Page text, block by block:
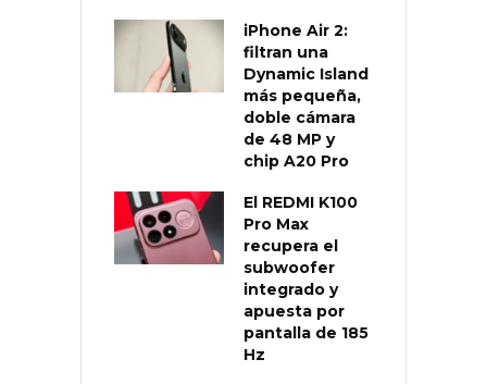
iPhone Air 2:
filtran una
Dynamic Island
más pequeña,
doble cámara
de 48 MP y
chip A20 Pro
El REDMI K100
Pro Max
recupera el
subwoofer
integrado y
apuesta por
pantalla de 185
Hz